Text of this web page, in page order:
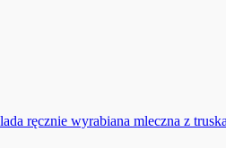
ręcznie wyrabiana mleczna z